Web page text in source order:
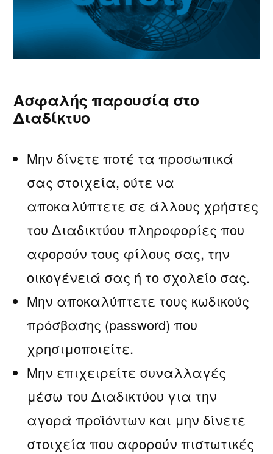
Ασφαλής παρουσία στο
Διαδίκτυο
Μην δίνετε ποτέ τα προσωπικά
σας στοιχεία, ούτε να
αποκαλύπτετε σε άλλους χρήστες
του Διαδικτύου πληροφορίες που
αφορούν τους φίλους σας, την
οικογένειά σας ή το σχολείο σας.
Μην αποκαλύπτετε τους κωδικούς
πρόσβασης (password) που
χρησιμοποιείτε.
Μην επιχειρείτε συναλλαγές
μέσω του Διαδικτύου για την
αγορά προϊόντων και μην δίνετε
στοιχεία που αφορούν πιστωτικές